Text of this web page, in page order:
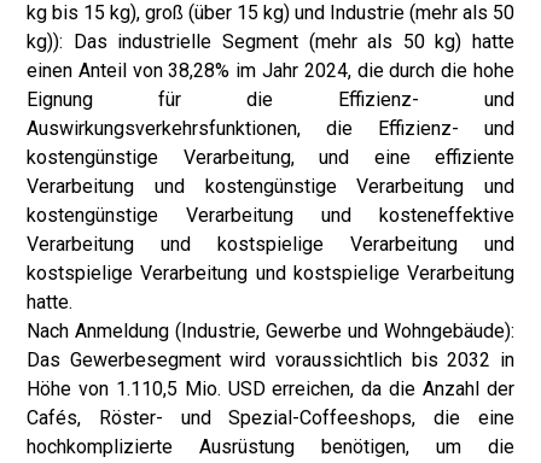
kg bis 15 kg), groß (über 15 kg) und Industrie (mehr als 50
kg)): Das industrielle Segment (mehr als 50 kg) hatte
einen Anteil von 38,28% im Jahr 2024, die durch die hohe
Eignung für die Effizienz- und
Auswirkungsverkehrsfunktionen, die Effizienz- und
kostengünstige Verarbeitung, und eine effiziente
Verarbeitung und kostengünstige Verarbeitung und
kostengünstige Verarbeitung und kosteneffektive
Verarbeitung und kostspielige Verarbeitung und
kostspielige Verarbeitung und kostspielige Verarbeitung
hatte.
Nach Anmeldung (Industrie, Gewerbe und Wohngebäude):
Das Gewerbesegment wird voraussichtlich bis 2032 in
Höhe von 1.110,5 Mio. USD erreichen, da die Anzahl der
Cafés, Röster- und Spezial-Coffeeshops, die eine
hochkomplizierte Ausrüstung benötigen, um die